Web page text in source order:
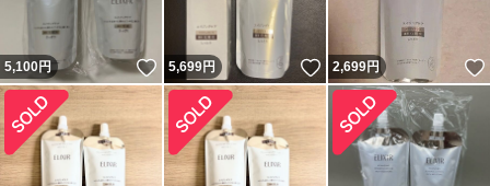
5,100円 いいね！
5,699円 いいね！
2,699円